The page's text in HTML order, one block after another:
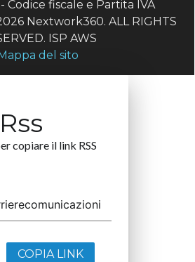
Codice fiscale e Partita IVA
Nextwork360. ALL RIGHTS
ISP AWS
del sito
copiare il link RSS
COPIA LINK